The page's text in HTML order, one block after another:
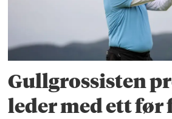
Gullgrossisten
leder med ett før